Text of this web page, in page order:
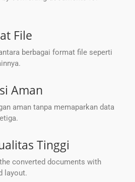
File
berbagai format file seperti
Aman
aman tanpa memaparkan data
Tinggi
converted documents with
layout.